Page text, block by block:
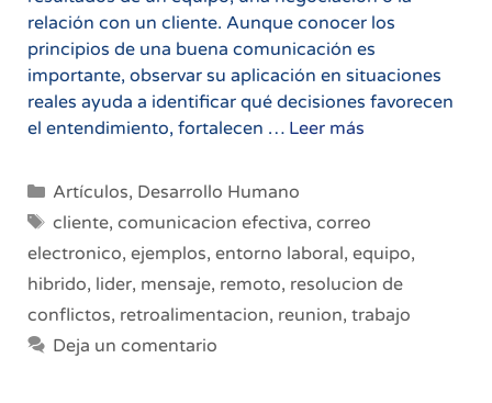
relación con un cliente. Aunque conocer los
principios de una buena comunicación es
importante, observar su aplicación en situaciones
reales ayuda a identificar qué decisiones favorecen
el entendimiento, fortalecen … Leer más
cómo
se
aplica
en
Categorías
Artículos, Desarrollo Humano
Etiquetas
cliente, comunicacion efectiva, correo
electronico, ejemplos, entorno laboral, equipo,
hibrido, lider, mensaje, remoto, resolucion de
conflictos, retroalimentacion, reunion, trabajo
Deja un comentario